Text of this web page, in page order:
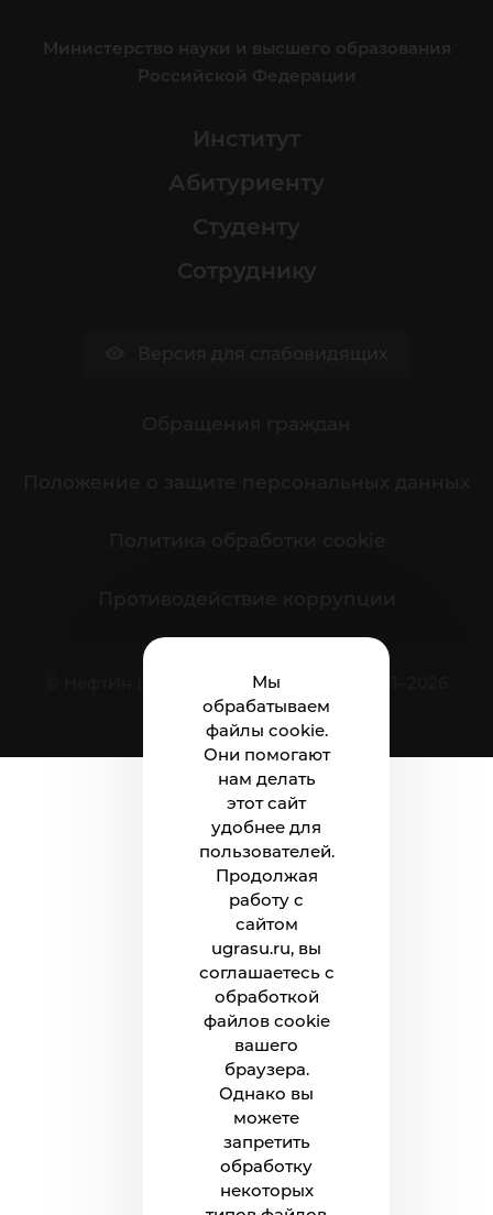
Мы
обрабатываем
файлы cookie.
Они помогают
нам делать
этот сайт
удобнее для
пользователей.
Продолжая
работу с
сайтом
ugrasu.ru, вы
соглашаетесь с
обработкой
файлов cookie
вашего
браузера.
Однако вы
можете
запретить
обработку
некоторых
Министерство науки и высшего образования
Российской Федерации
Институт
Абитуриенту
Студенту
Сотруднику
© НефтИн (филиал) ФГБОУ ВО ЮГУ 2001–2026